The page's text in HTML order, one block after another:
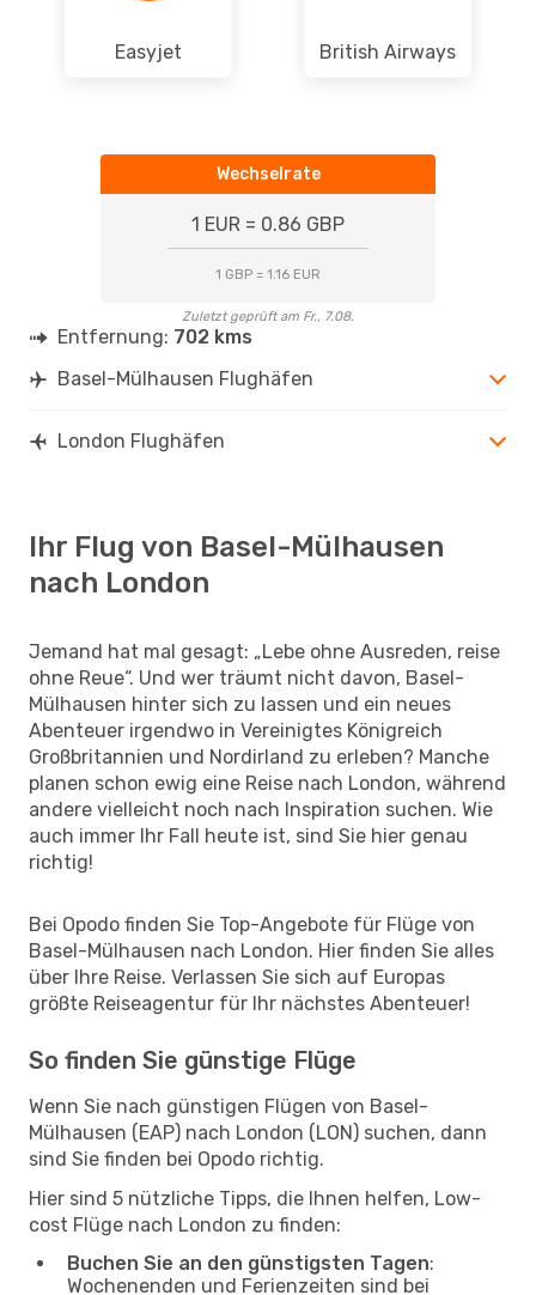
Easyjet British Airways
Wechselrate
1 EUR = 0.86 GBP
1 GBP = 1.16 EUR
Zuletzt geprüft am Fr., 7.08.
Entfernung: 702 kms
Basel-Mülhausen Flughäfen
London Flughäfen
Ihr Flug von Basel-Mülhausen
nach London
Jemand hat mal gesagt: „Lebe ohne Ausreden, reise
ohne Reue“. Und wer träumt nicht davon, Basel-
Mülhausen hinter sich zu lassen und ein neues
Abenteuer irgendwo in Vereinigtes Königreich
Großbritannien und Nordirland zu erleben? Manche
planen schon ewig eine Reise nach London, während
andere vielleicht noch nach Inspiration suchen. Wie
auch immer Ihr Fall heute ist, sind Sie hier genau
richtig!
Bei Opodo finden Sie Top-Angebote für Flüge von
Basel-Mülhausen nach London. Hier finden Sie alles
über Ihre Reise. Verlassen Sie sich auf Europas
größte Reiseagentur für Ihr nächstes Abenteuer!
So finden Sie günstige Flüge
Wenn Sie nach günstigen Flügen von Basel-
Mülhausen (EAP) nach London (LON) suchen, dann
sind Sie finden bei Opodo richtig.
Hier sind 5 nützliche Tipps, die Ihnen helfen, Low-
cost Flüge nach London zu finden:
Buchen Sie an den günstigsten Tagen:
Wochenenden und Ferienzeiten sind bei